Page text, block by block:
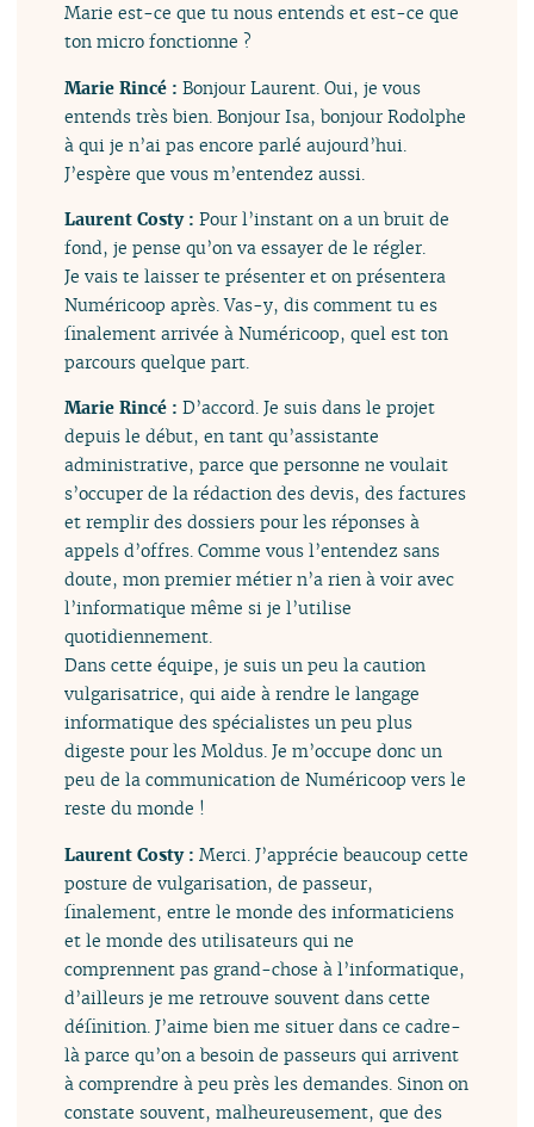
Marie est-ce que tu nous entends et est-ce que
ton micro fonctionne ?
Marie Rincé :Bonjour Laurent. Oui, je vous
entends très bien. Bonjour Isa, bonjour Rodolphe
à qui je n’ai pas encore parlé aujourd’hui.
J’espère que vous m’entendez aussi.
Laurent Costy :Pour l’instant on a un bruit de
fond, je pense qu’on va essayer de le régler.
Je vais te laisser te présenter et on présentera
Numéricoop après. Vas-y, dis comment tu es
finalement arrivée à Numéricoop, quel est ton
parcours quelque part.
Marie Rincé :D’accord. Je suis dans le projet
depuis le début, en tant qu’assistante
administrative, parce que personne ne voulait
s’occuper de la rédaction des devis, des factures
et remplir des dossiers pour les réponses à
appels d’offres. Comme vous l’entendez sans
doute, mon premier métier n’a rien à voir avec
l’informatique même si je l’utilise
quotidiennement.
Dans cette équipe, je suis un peu la caution
vulgarisatrice, qui aide à rendre le langage
informatique des spécialistes un peu plus
digeste pour les Moldus. Je m’occupe donc un
peu de la communication de Numéricoop vers le
reste du monde !
Laurent Costy :Merci. J’apprécie beaucoup cette
posture de vulgarisation, de passeur,
finalement, entre le monde des informaticiens
et le monde des utilisateurs qui ne
comprennent pas grand-chose à l’informatique,
d’ailleurs je me retrouve souvent dans cette
définition. J’aime bien me situer dans ce cadre-
là parce qu’on a besoin de passeurs qui arrivent
à comprendre à peu près les demandes. Sinon on
constate souvent, malheureusement, que des